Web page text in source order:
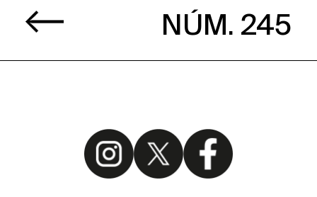
NÚM. 245